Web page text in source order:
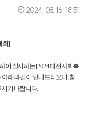
2024. 08. 16. 18:51
회]
여 실시하는 [2024 대전사회복
래와 같이 안내드리오니, 참
기 바랍니다.